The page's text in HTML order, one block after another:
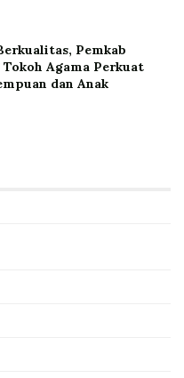
Pemkab
Agama Perkuat
dan Anak